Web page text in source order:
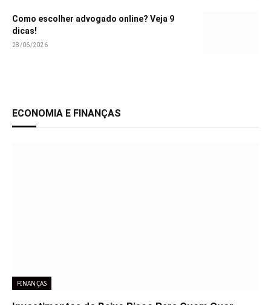
Como escolher advogado online? Veja 9
dicas!
28/06/2026
ECONOMIA E FINANÇAS
FINANÇAS